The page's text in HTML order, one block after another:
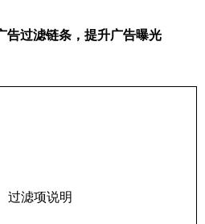
告过滤链条，提升广告曝光
过滤项说明